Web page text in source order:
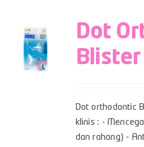
Dot
Blister
Dot orthodontic
klinis : -
dan rahang) -